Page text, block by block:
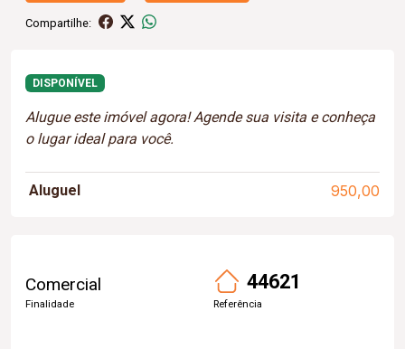
Compartilhe:
DISPONÍVEL
Alugue este imóvel agora! Agende sua visita e conheça
o lugar ideal para você.
Aluguel 950,00
Comercial
Finalidade
44621
Referência